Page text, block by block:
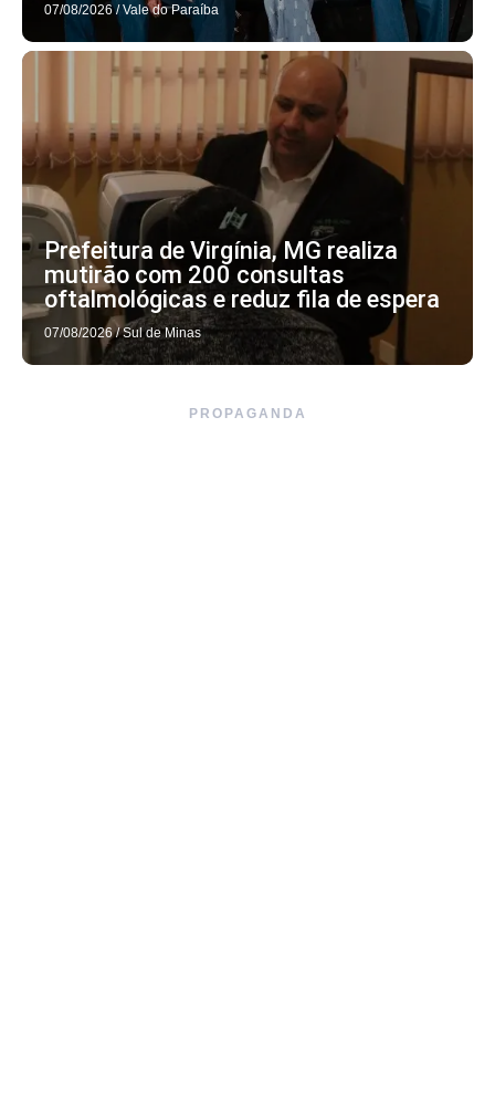
07/08/2026 / Vale do Paraíba
Prefeitura de Virgínia, MG realiza
mutirão com 200 consultas
oftalmológicas e reduz fila de espera
07/08/2026 / Sul de Minas
PROPAGANDA